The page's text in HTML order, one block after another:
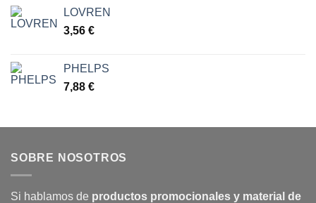
LOVREN
3,56 €
PHELPS
7,88 €
SOBRE NOSOTROS
Si hablamos de productos promocionales y material de